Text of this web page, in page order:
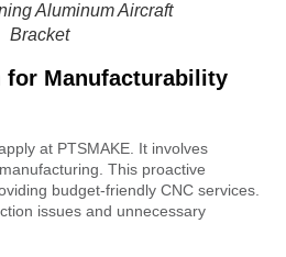
Aluminum Aircraft
Bracket
for Manufacturability
at PTSMAKE. It involves
This proactive
budget-friendly CNC services.
issues and unnecessary